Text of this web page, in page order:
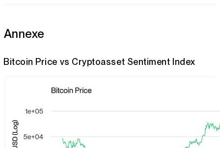
Annexe
Bitcoin Price vs Cryptoasset Sentiment Index